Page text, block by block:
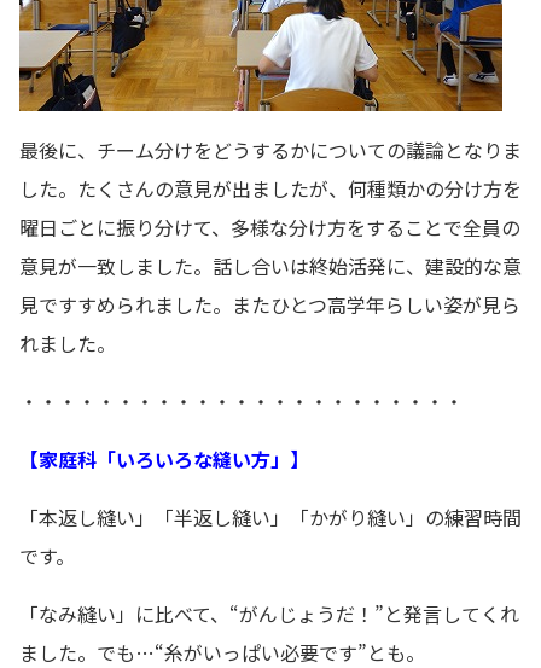
最後に、チーム分けをどうするかについての議論となりま
した。たくさんの意見が出ましたが、何種類かの分け方を
曜日ごとに振り分けて、多様な分け方をすることで全員の
意見が一致しました。話し合いは終始活発に、建設的な意
見ですすめられました。またひとつ高学年らしい姿が見ら
れました。
・・・・・・・・・・・・・・・・・・・・・・・
【家庭科「いろいろな縫い方」】
「本返し縫い」「半返し縫い」「かがり縫い」の練習時間
です。
「なみ縫い」に比べて、“がんじょうだ！”と発言してくれ
ました。でも…“糸がいっぱい必要です”とも。